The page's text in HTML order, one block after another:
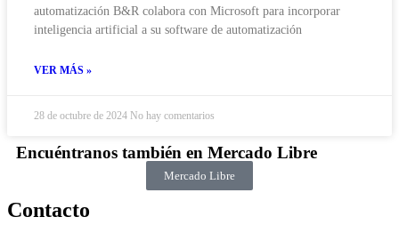
automatización B&R colabora con Microsoft para incorporar
inteligencia artificial a su software de automatización
VER MÁS »
28 de octubre de 2024 No hay comentarios
Encuéntranos también en Mercado Libre
Mercado Libre
Contacto